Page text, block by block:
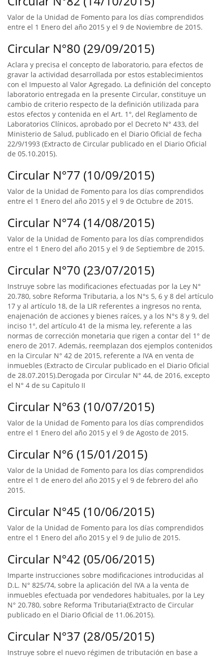
Valor de la Unidad de Fomento para los días comprendidos
entre el 1 Enero del año 2015 y el 9 de Noviembre de 2015.
Circular N°80 (29/09/2015)
Aclara y precisa el concepto de laboratorio, para efectos de
gravar la actividad desarrollada por estos establecimientos
con el Impuesto al Valor Agregado. La definición del concepto
laboratorio entregada en la presente Circular, constituye un
cambio de criterio respecto de la definición utilizada para
estos efectos y contenida en el Art. 1°, del Reglamento de
Laboratorios Clínicos, aprobado por el Decreto N° 433, del
Ministerio de Salud, publicado en el Diario Oficial de fecha
22/9/1993 (Extracto de Circular publicado en el Diario Oficial
de 05.10.2015).
Circular N°77 (10/09/2015)
Valor de la Unidad de Fomento para los días comprendidos
entre el 1 Enero del año 2015 y el 9 de Octubre de 2015.
Circular N°74 (14/08/2015)
Valor de la Unidad de Fomento para los días comprendidos
entre el 1 Enero del año 2015 y el 9 de Septiembre de 2015.
Circular N°70 (23/07/2015)
Instruye sobre las modificaciones efectuadas por la Ley N°
20.780, sobre Reforma Tributaria, a los N°s 5, 6 y 8 del artículo
17 y al artículo 18, de la LIR referentes a ingresos no renta,
enajenación de acciones y bienes raíces, y a los N°s 8 y 9, del
inciso 1°, del artículo 41 de la misma ley, referente a las
normas de corrección monetaria que rigen a contar del 1° de
enero de 2017. Además, reemplazan dos ejemplos contenidos
en la Circular N° 42 de 2015, referente a IVA en venta de
inmuebles (Extracto de Circular publicado en el Diario Oficial
de 28.07.2015).Derogada por Circular N° 44, de 2016, excepto
el N° 4 de su Capitulo II
Circular N°63 (10/07/2015)
Valor de la Unidad de Fomento para los días comprendidos
entre el 1 Enero del año 2015 y el 9 de Agosto de 2015.
Circular N°6 (15/01/2015)
Valor de la Unidad de Fomento para los días comprendidos
entre el 1 de enero del año 2015 y el 9 de febrero del año
2015.
Circular N°45 (10/06/2015)
Valor de la Unidad de Fomento para los días comprendidos
entre el 1 Enero del año 2015 y el 9 de Julio de 2015.
Circular N°42 (05/06/2015)
Imparte instrucciones sobre modificaciones introducidas al
D.L. N° 825/74, sobre la aplicación del IVA a la venta de
inmuebles efectuada por vendedores habituales, por la Ley
N° 20.780, sobre Reforma Tributaria(Extracto de Circular
publicado en el Diario Oficial de 11.06.2015).
Circular N°37 (28/05/2015)
Instruye sobre el nuevo régimen de tributación en base a